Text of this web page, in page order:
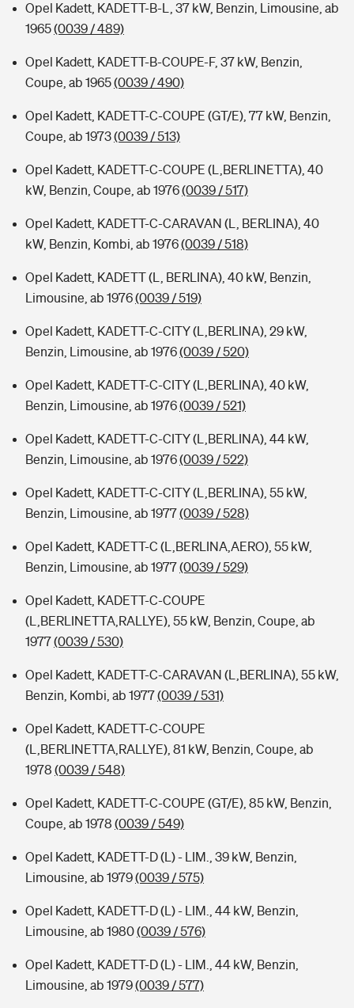
Opel Kadett, KADETT-B-L, 37 kW, Benzin, Limousine, ab
1965(0039 / 489)
Opel Kadett, KADETT-B-COUPE-F, 37 kW, Benzin,
Coupe, ab 1965(0039 / 490)
Opel Kadett, KADETT-C-COUPE (GT/E), 77 kW, Benzin,
Coupe, ab 1973(0039 / 513)
Opel Kadett, KADETT-C-COUPE (L,BERLINETTA), 40
kW, Benzin, Coupe, ab 1976(0039 / 517)
Opel Kadett, KADETT-C-CARAVAN (L, BERLINA), 40
kW, Benzin, Kombi, ab 1976(0039 / 518)
Opel Kadett, KADETT (L, BERLINA), 40 kW, Benzin,
Limousine, ab 1976(0039 / 519)
Opel Kadett, KADETT-C-CITY (L,BERLINA), 29 kW,
Benzin, Limousine, ab 1976(0039 / 520)
Opel Kadett, KADETT-C-CITY (L,BERLINA), 40 kW,
Benzin, Limousine, ab 1976(0039 / 521)
Opel Kadett, KADETT-C-CITY (L,BERLINA), 44 kW,
Benzin, Limousine, ab 1976(0039 / 522)
Opel Kadett, KADETT-C-CITY (L,BERLINA), 55 kW,
Benzin, Limousine, ab 1977(0039 / 528)
Opel Kadett, KADETT-C (L,BERLINA,AERO), 55 kW,
Benzin, Limousine, ab 1977(0039 / 529)
Opel Kadett, KADETT-C-COUPE
(L,BERLINETTA,RALLYE), 55 kW, Benzin, Coupe, ab
1977(0039 / 530)
Opel Kadett, KADETT-C-CARAVAN (L,BERLINA), 55 kW,
Benzin, Kombi, ab 1977(0039 / 531)
Opel Kadett, KADETT-C-COUPE
(L,BERLINETTA,RALLYE), 81 kW, Benzin, Coupe, ab
1978 (0039 / 548)
Opel Kadett, KADETT-C-COUPE (GT/E), 85 kW, Benzin,
Coupe, ab 1978 (0039 / 549)
Opel Kadett, KADETT-D (L) - LIM., 39 kW, Benzin,
Limousine, ab 1979(0039 / 575)
Opel Kadett, KADETT-D (L) - LIM., 44 kW, Benzin,
Limousine, ab 1980(0039 / 576)
Opel Kadett, KADETT-D (L) - LIM., 44 kW, Benzin,
Limousine, ab 1979(0039 / 577)